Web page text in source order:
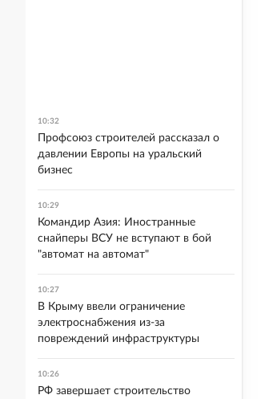
10:32
Профсоюз строителей рассказал о
давлении Европы на уральский
бизнес
10:29
Командир Азия: Иностранные
снайперы ВСУ не вступают в бой
"автомат на автомат"
10:27
В Крыму ввели ограничение
электроснабжения из-за
повреждений инфраструктуры
10:26
РФ завершает строительство